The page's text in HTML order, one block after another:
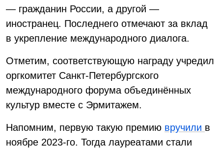
— гражданин России, а другой —
иностранец. Последнего отмечают за вклад
в укрепление международного диалога.
Отметим, соответствующую награду учредил
оргкомитет Санкт-Петербургского
международного форума объединённых
культур вместе с Эрмитажем.
Напомним, первую такую премию вручили в
ноябре 2023-го. Тогда лауреатами стали